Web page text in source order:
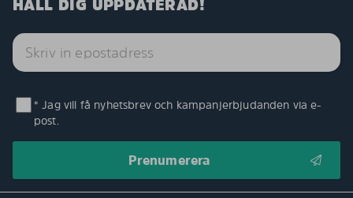
HÅLL DIG UPPDATERAD!
* Jag vill få nyhetsbrev och kampanjerbjudanden via e-
post.